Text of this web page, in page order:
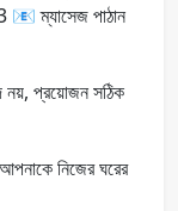
ম্যাসেজ পাঠান
নয়, প্রয়োজন সঠিক
নিজের ঘরের